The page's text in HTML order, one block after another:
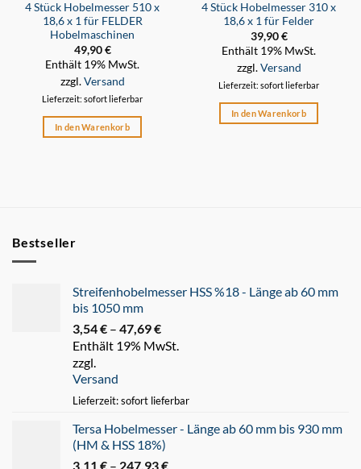
4 Stück Hobelmesser 510 x
18,6 x 1 für FELDER
Hobelmaschinen
49,90€
Enthält 19% MwSt.
zzgl.Versand
Lieferzeit: sofort lieferbar
In den Warenkorb
4 Stück Hobelmesser 310 x
18,6 x 1 für Felder
39,90€
Enthält 19% MwSt.
zzgl.Versand
Lieferzeit: sofort lieferbar
In den Warenkorb
Bestseller
Streifenhobelmesser HSS %18 - Länge ab 60 mm
bis 1050 mm
3,54€ – 47,69€
3,54 €
Enthält 19% MwSt.
zzgl.
Versand
Lieferzeit: sofort lieferbar
Tersa Hobelmesser - Länge ab 60 mm bis 930 mm
(HM & HSS 18%)
3,11 € – 247,93€